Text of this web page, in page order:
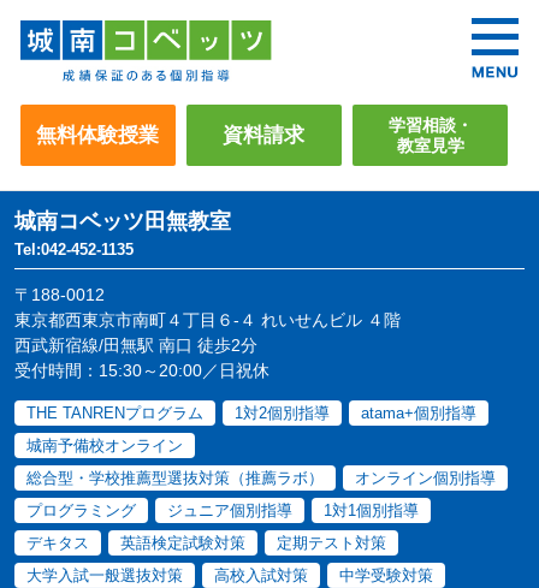
無料体験授業 資料請求
学習相談・
教室見学
城南コベッツ 田無教室
Tel:042-452-1135
〒188-0012
東京都西東京市南町４丁目６-４ れいせんビル ４階
西武新宿線/田無駅 南口 徒歩2分
受付時間：15:30～20:00／日祝休
THE TANRENプログラム 1対2個別指導
atama+個別指導
城南予備校オンライン
総合型・学校推薦型選抜対策（推薦ラボ）
オンライン個別指導
プログラミング
ジュニア個別指導
1対1個別指導
デキタス
英語検定試験対策
定期テスト対策
大学入試一般選抜対策
高校入試対策 中学受験対策